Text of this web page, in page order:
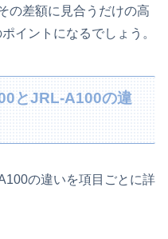
の差額に見合うだけの高
イントになるでしょう。
とJRL-A100の違
の違いを項目ごとに詳